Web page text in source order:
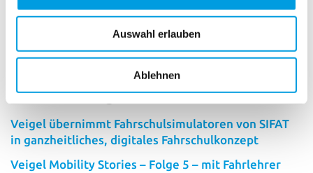
Auswahl erlauben
Ablehnen
#pedalabdeckungen #pedalaufsätze
Zurück zur Übersicht
Neuste Beiträge
Veigel übernimmt Fahrschulsimulatoren von SIFAT
in ganzheitliches, digitales Fahrschulkonzept
Veigel Mobility Stories – Folge 5 – mit Fahrlehrer